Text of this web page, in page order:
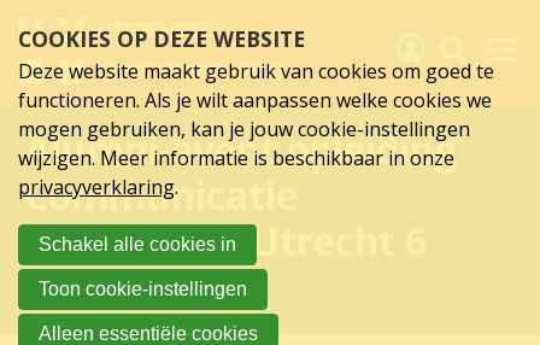
links
over
Spring
hoofd
inhoud
Spring
naar
hoofdnavigatie
Alumni-event opleiding
Communicatie
Hogeschool Utrecht 6
oktober
Activiteiten
Nieuws
Verslagen
Sluit je aan
Over UCK
COOKIES OP DEZE WEBSITE
Deze website maakt gebruik van cookies om goed te
functioneren. Als je wilt aanpassen welke cookies we
mogen gebruiken, kan je jouw cookie-instellingen
wijzigen. Meer informatie is beschikbaar in onze
privacyverklaring.
Schakel alle cookies in
Toon cookie-instellingen
Alleen essentiële cookies